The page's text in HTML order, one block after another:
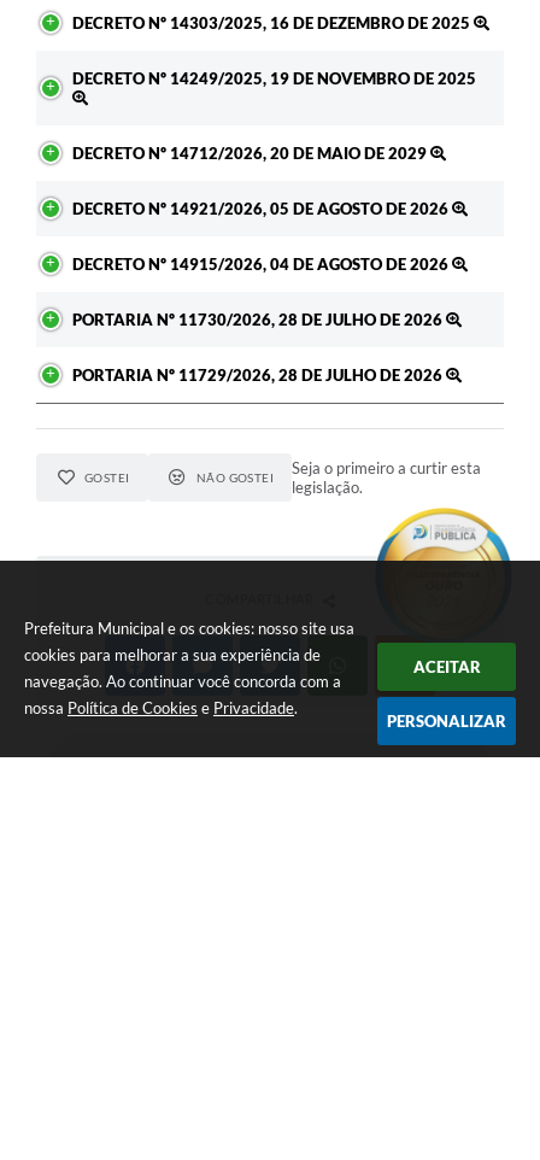
Prefeitura Municipal e os cookies: nosso site usa
cookies para melhorar a sua experiência de
navegação. Ao continuar você concorda com a
nossa Política de Cookies e Privacidade.
ACEITAR
PERSONALIZAR
DECRETO Nº 14303/2025, 16 DE DEZEMBRO DE 2025
DECRETO Nº 14249/2025, 19 DE NOVEMBRO DE 2025
DECRETO Nº 14712/2026, 20 DE MAIO DE 2029
DECRETO Nº 14921/2026, 05 DE AGOSTO DE 2026
DECRETO Nº 14915/2026, 04 DE AGOSTO DE 2026
PORTARIA Nº 11730/2026, 28 DE JULHO DE 2026
PORTARIA Nº 11729/2026, 28 DE JULHO DE 2026
GOSTEI NÃO GOSTEI
Seja o primeiro a curtir esta
legislação.